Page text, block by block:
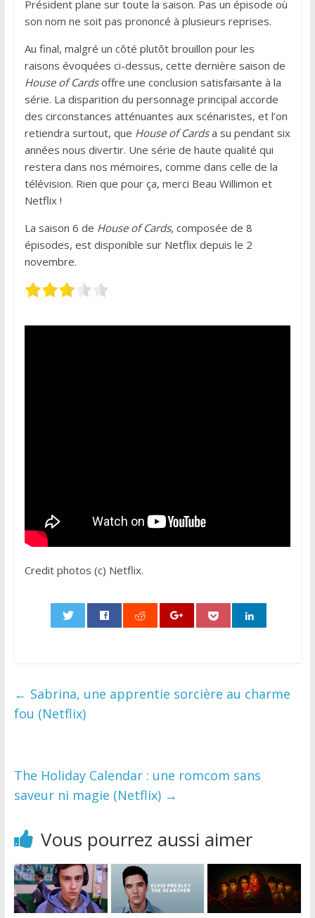
Président plane sur toute la saison. Pas un épisode où
son nom ne soit pas prononcé à plusieurs reprises.
Au final, malgré un côté plutôt brouillon pour les
raisons évoquées ci-dessus, cette dernière saison de
House of Cardsoffre une conclusion satisfaisante à la
série. La disparition du personnage principal accorde
des circonstances atténuantes aux scénaristes, et l’on
retiendra surtout, que House of Cardsa su pendant six
années nous divertir. Une série de haute qualité qui
restera dans nos mémoires, comme dans celle de la
télévision. Rien que pour ça, merci Beau Willimon et
Netflix !
La saison 6 de House of Cards, composée de 8
épisodes, est disponible sur Netflix depuis le 2
novembre.
Credit photos (c) Netflix.
← Sabrina, une apprentie sorcière au charme
fou (Netflix)
The Holiday Calendar : une romcom sans
saveur ni magie (Netflix) →
Vous pourrez aussi aimer